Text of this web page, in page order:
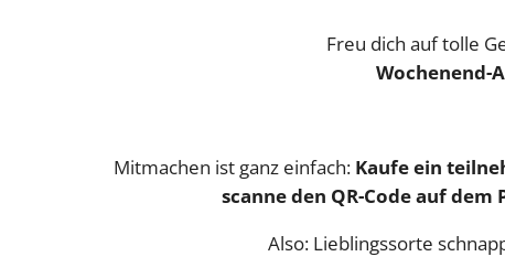
Freu dich auf tolle
Wochenend-
Mitmachen ist ganz einfach: Kaufe ein
scanne den QR-Code auf
Also: Lieblingssorte